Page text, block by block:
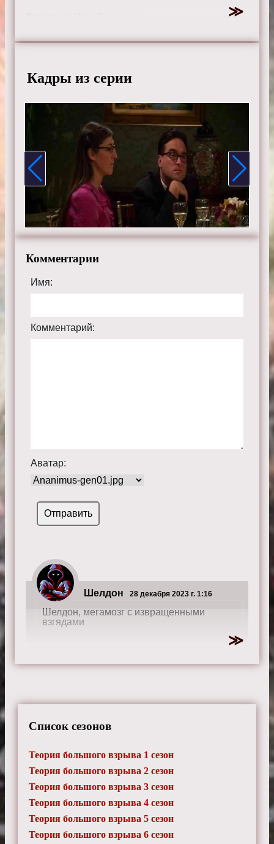
Саймон Хелберг, Кунал Найяр, Маим Бялик, Мелисса
Смотрите онлайн 5 сезон 3 серию «
телефоне, планшете, пк или телевизоре на сайте
theorybigbang.ru.
Кадры из серии
Комментарии
Имя:
Комментарий:
Аватар:
Шелдон 28 декабря 2023 г. 1:16
Шелдон, мегамозг с извращенными
взгядами
Список сезонов
Теория большого взрыва 1 сезон
Теория большого взрыва 2 сезон
Теория большого взрыва 3 сезон
Теория большого взрыва 4 сезон
Теория большого взрыва 5 сезон
Теория большого взрыва 6 сезон